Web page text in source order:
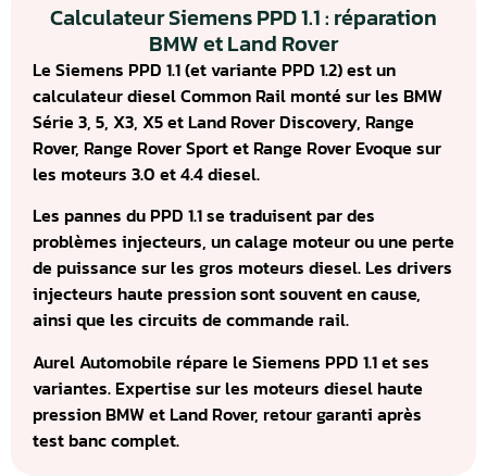
Calculateur Siemens PPD 1.1 : réparation
BMW et Land Rover
Le Siemens PPD 1.1 (et variante PPD 1.2) est un
calculateur diesel Common Rail monté sur les BMW
Série 3, 5, X3, X5 et Land Rover Discovery, Range
Rover, Range Rover Sport et Range Rover Evoque sur
les moteurs 3.0 et 4.4 diesel.
Les pannes du PPD 1.1 se traduisent par des
problèmes injecteurs, un calage moteur ou une perte
de puissance sur les gros moteurs diesel. Les drivers
injecteurs haute pression sont souvent en cause,
ainsi que les circuits de commande rail.
Aurel Automobile répare le Siemens PPD 1.1 et ses
variantes. Expertise sur les moteurs diesel haute
pression BMW et Land Rover, retour garanti après
test banc complet.